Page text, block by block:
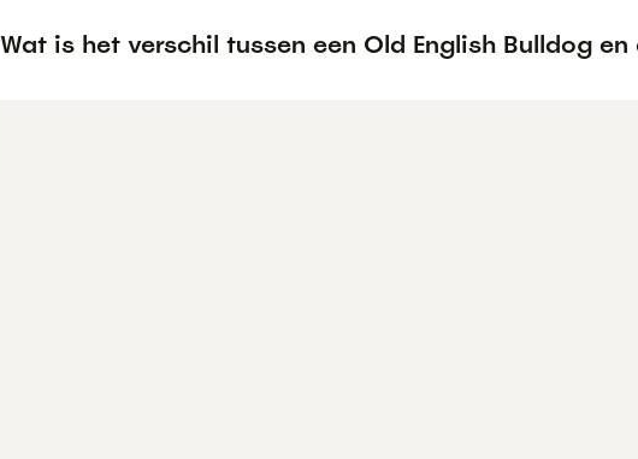
Wat is het verschil tussen een Old English Bulldog en